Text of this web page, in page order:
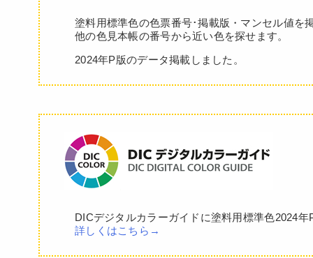
塗料用標準色の色票番号･掲載版・マンセル値を
他の色見本帳の番号から近い色を探せます。
2024年P版のデータ掲載しました。
DICデジタルカラーガイドに塗料用標準色2024
詳しくはこちら→